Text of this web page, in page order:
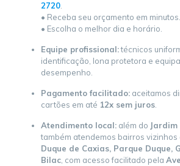
2720.
• Receba seu orçamento em minutos.
• Escolha o melhor dia e horário.
Equipe profissional:técnicos
identificação, lona protetora e
desempenho.
Pagamento facilitado:aceitamos
cartões em até 12x sem juros.
Atendimento local:além do
também atendemos bairros vizinhos
Duque de Caxias, Parque Duque,
Bilac, com acesso facilitado pela